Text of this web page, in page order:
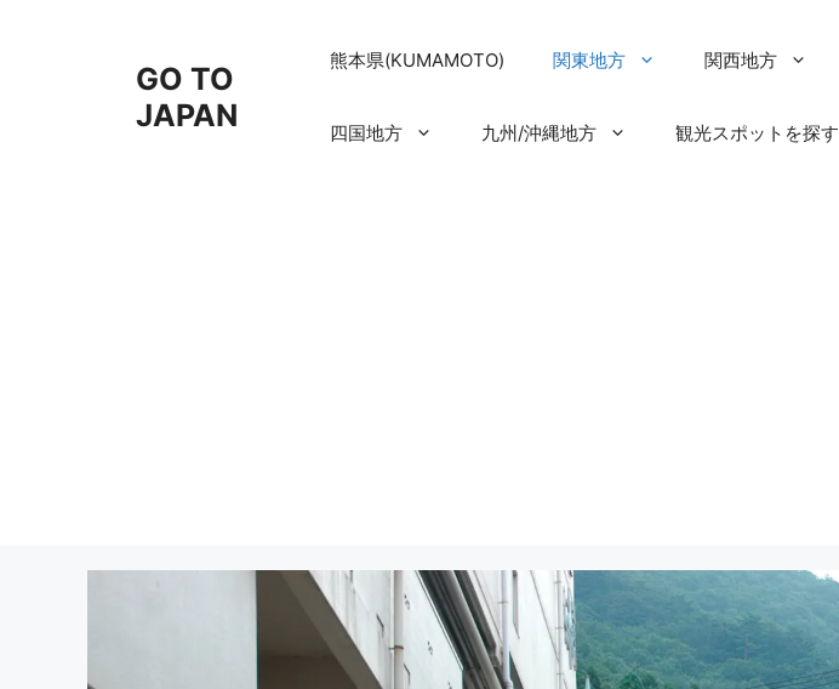
GO TO
JAPAN
熊本県(KUMAMOTO) 関東地方 関西地方
四国地方 九州/沖縄地方 観光スポットを探す